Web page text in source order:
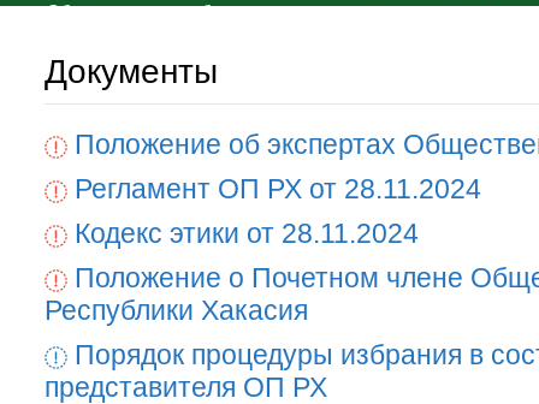
Общественные наблюдения
Документы
Положение об экспертах
Регламент ОП РХ от 28.11.2024
Кодекс этики от 28.11.2024
Положение о Почетном члене
Республики Хакасия
Порядок процедуры избрания в
представителя ОП РХ